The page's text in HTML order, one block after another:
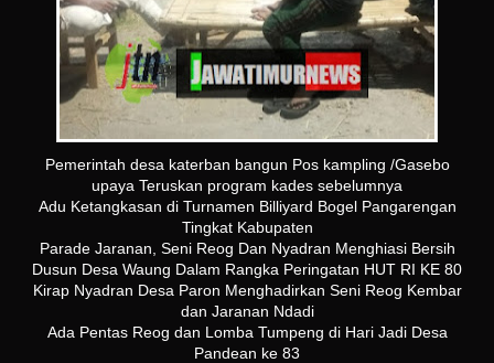
Pemerintah desa katerban bangun Pos kampling /Gasebo
upaya Teruskan program kades sebelumnya
Adu Ketangkasan di Turnamen Billiyard Bogel Pangarengan
Tingkat Kabupaten
Parade Jaranan, Seni Reog Dan Nyadran Menghiasi Bersih
Dusun Desa Waung Dalam Rangka Peringatan HUT RI KE 80
Kirap Nyadran Desa Paron Menghadirkan Seni Reog Kembar
dan Jaranan Ndadi
Ada Pentas Reog dan Lomba Tumpeng di Hari Jadi Desa
Pandean ke 83